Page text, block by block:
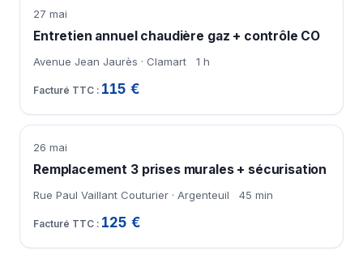
27 mai
Entretien annuel chaudière gaz + contrôle CO
Avenue Jean Jaurès · Clamart 1 h
115 €
26 mai
Remplacement 3 prises murales + sécurisation
Rue Paul Vaillant Couturier · Argenteuil 45 min
125 €